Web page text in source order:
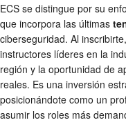
ECS se distingue por su
que incorpora las últimas
ciberseguridad. Al
instructores líderes en la
región y la oportunidad de
reales. Es una inversión
posicionándote como un
asumir los roles más